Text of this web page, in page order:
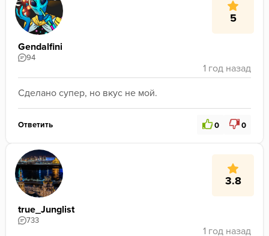
5
Gendalfini
94
Сделано супер, но вкус не мой.
Ответить 0 0
3.8
true_Junglist
733